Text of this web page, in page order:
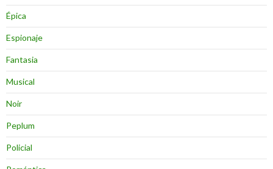
Épica
Espionaje
Fantasia
Musical
Noir
Peplum
Policial